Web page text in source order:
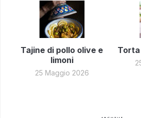
Tajine di pollo olive e
limoni
25 Maggio 2026